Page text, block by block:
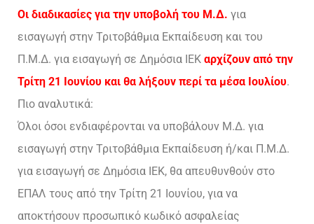
Οι διαδικασίες για την υποβολή του Μ.Δ. για
εισαγωγή στην Τριτοβάθμια Εκπαίδευση και του
Π.Μ.Δ. για εισαγωγή σε Δημόσια ΙΕΚ αρχίζουν από την
Τρίτη 21 Ιουνίου και θα λήξουν περί τα μέσα Ιουλίου.
Πιο αναλυτικά:
Όλοι όσοι ενδιαφέρονται να υποβάλουν Μ.Δ. για
εισαγωγή στην Τριτοβάθμια Εκπαίδευση ή/και Π.Μ.Δ.
για εισαγωγή σε Δημόσια ΙΕΚ, θα απευθυνθούν στο
ΕΠΑΛ τους από την Τρίτη 21 Ιουνίου, για να
αποκτήσουν προσωπικό κωδικό ασφαλείας